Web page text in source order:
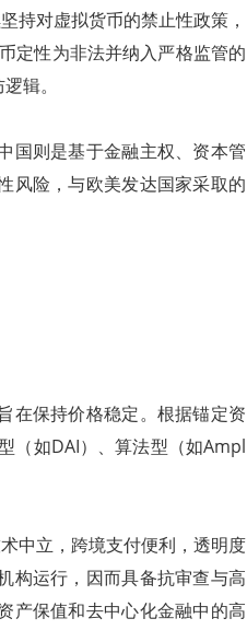
持对虚拟货币的禁止性政策，
定性为非法并纳入严格监管的
辑。
国则是基于金融主权、资本管
风险，与欧美发达国家采取的
在保持价格稳定。根据锚定资
（如DAI）、算法型（如Ampl
中立，跨境支付便利，透明度
构运行，因而具备抗审查与高
产保值和去中心化金融中的高